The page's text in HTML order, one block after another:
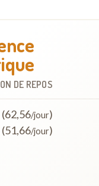
DE REPOS
(62,56/jour)
(51,66/jour)